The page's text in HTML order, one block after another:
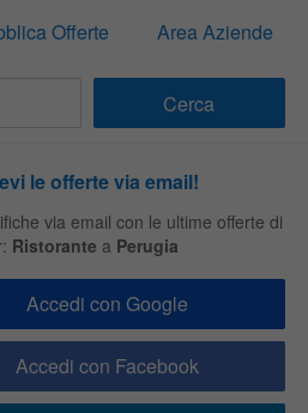
Offerte Area Aziende
le offerte via email!
via email con le ultime offerte di
Ristorante a Perugia
Accedi con Google
Accedi con Facebook